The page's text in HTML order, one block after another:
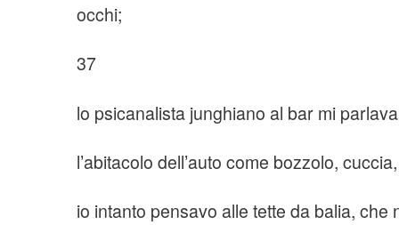
occhi;
37
lo psicanalista junghiano al bar mi
l’abitacolo dell’auto come bozzolo,
io intanto pensavo alle tette da balia, che